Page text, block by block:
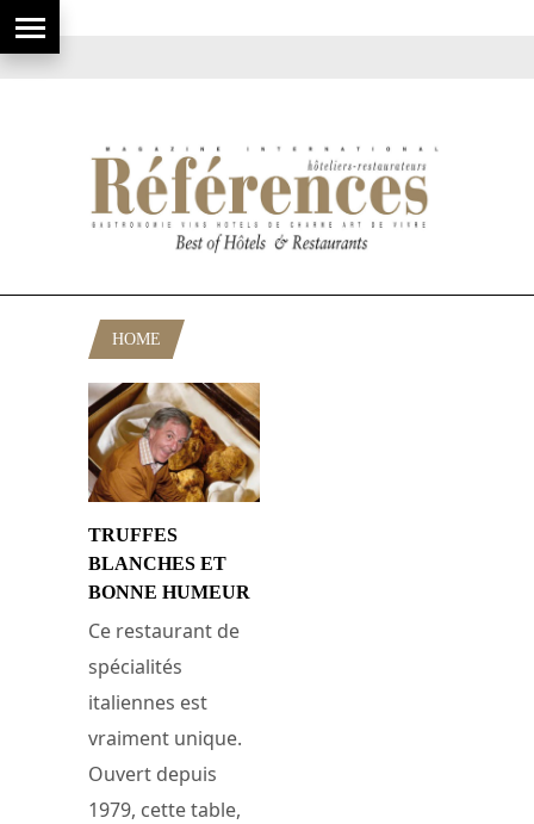
HOME
TRUFFES
BLANCHES ET
BONNE HUMEUR
Ce restaurant de
spécialités
italiennes est
vraiment unique.
Ouvert depuis
1979, cette table,